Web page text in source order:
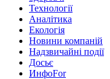
Технології
Аналітика
Екологія
Новини компаній
Надзвичайні події
Досьє
ИнфоFor